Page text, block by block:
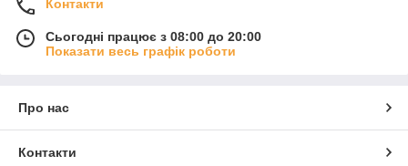
Контакти
Сьогодні працює з 08:00 до 20:00
Показати весь графік роботи
Про нас
Контакти